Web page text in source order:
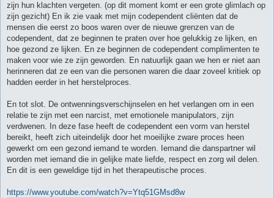
zijn hun klachten vergeten. (op dit moment komt er een grote glimlach op
zijn gezicht) En ik zie vaak met mijn codependent cliënten dat de
mensen die eerst zo boos waren over de nieuwe grenzen van de
codependent, dat ze beginnen te praten over hoe gelukkig ze lijken, en
hoe gezond ze lijken. En ze beginnen de codependent complimenten te
maken voor wie ze zijn geworden. En natuurlijk gaan we hen er niet aan
herinneren dat ze een van die personen waren die daar zoveel kritiek op
hadden eerder in het herstelproces.
En tot slot. De ontwenningsverschijnselen en het verlangen om in een
relatie te zijn met een narcist, met emotionele manipulators, zijn
verdwenen. In deze fase heeft de codependent een vorm van herstel
bereikt, heeft zich uiteindelijk door het moeilijke zware proces heen
gewerkt om een gezond iemand te worden. Iemand die danspartner wil
worden met iemand die in gelijke mate liefde, respect en zorg wil delen.
En dit is een geweldige tijd in het therapeutische proces.
https://www.youtube.com/watch?v=Ytq51GMsd8w